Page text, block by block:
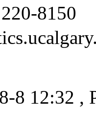
8150
8 12:32 ,